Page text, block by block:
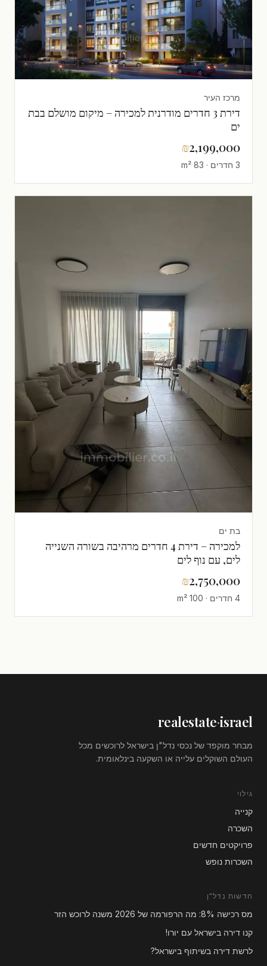
מרכז העיר
דירת 3 חדרים מודרנית למכירה – מיקום מושלם בבת
ים
₪2,199,000
3 חדרים · 83 m²
בת ים
למכירה – דירת 4 חדרים מרהיבה בשורה השנייה
לים, עם נוף לים
₪2,750,000
4 חדרים · 100 m²
realestate·israel
מבחר מוקפד של נכסי נדל"ן בישראל לרוכשים מכל
העולם השוקלים עלייה או השקעה בינלאומית.
גילוי
קנייה
השכרה
פרויקטים חדשים
השכרות נופש
חדשות נדל"ן
מס רכישה 8%: מה הרפורמה של 2026 משנה לרוכש הזר
קנו דירה בישראל עם יורו!
לרשת דירה בשיתוף בישראל?